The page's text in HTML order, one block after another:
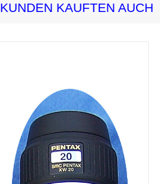
KUNDEN KAUFTEN AUCH